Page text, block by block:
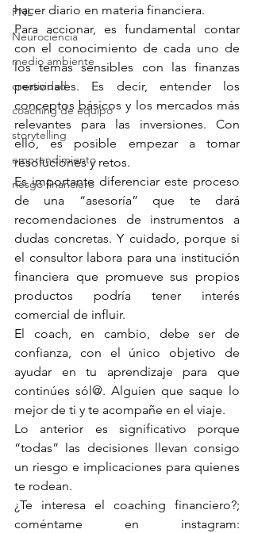
PNL
Neurociencia
medio ambiente
creatividad
coaching de equipo
storytelling
emprendimiento
riesgo financiero
hacer diario en materia financiera.
Para accionar, es fundamental contar
con el conocimiento de cada uno de
los temas sensibles con las finanzas
personales. Es decir, entender los
conceptos básicos y los mercados más
relevantes para las inversiones. Con
ello, es posible empezar a tomar
resoluciones y retos.
Es importante diferenciar este proceso
de una “asesoría” que te dará
recomendaciones de instrumentos a
dudas concretas. Y cuidado, porque si
el consultor labora para una institución
financiera que promueve sus propios
productos podría tener interés
comercial de influir.
El coach, en cambio, debe ser de
confianza, con el único objetivo de
ayudar en tu aprendizaje para que
continúes sól@. Alguien que saque lo
mejor de ti y te acompañe en el viaje.
Lo anterior es significativo porque
“todas” las decisiones llevan consigo
un riesgo e implicaciones para quienes
te rodean.
¿Te interesa el coaching financiero?;
coméntame en instagram: